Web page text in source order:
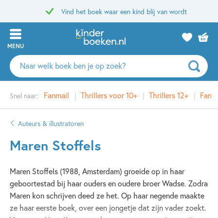
Vind het boek waar een kind blij van wordt
MENU
Zoeken
naar
auteurs
en
uitgevers
Snel naar: Fanmail Thrillers voor 10+ Thrillers 12+
Auteurs & illustratoren
Maren Stoffels
Maren Stoffels (1988, Amsterdam) groeide op in haar
geboortestad bij haar ouders en oudere broer Wadse. Zodra
Maren kon schrijven deed ze het. Op haar negende maakte
ze haar eerste boek, over een jongetje dat zijn vader zoekt.